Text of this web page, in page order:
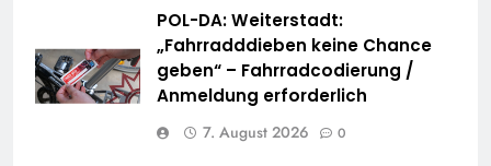
POL-DA: Weiterstadt:
„Fahrradddieben keine Chance
geben“ – Fahrradcodierung /
Anmeldung erforderlich
7. August 2026 0